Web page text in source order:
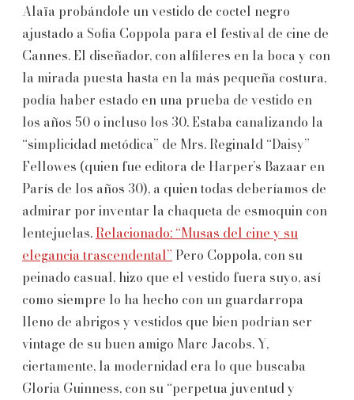
Alaïa probándole un vestido de coctel negro
ajustado a Sofia Coppola para el festival de cine de
Cannes. El diseñador, con alfileres en la boca y con
la mirada puesta hasta en la más pequeña costura,
podía haber estado en una prueba de vestido en
los años 50 o incluso los 30. Estaba canalizando la
“simplicidad metódica” de Mrs. Reginald “Daisy”
Fellowes (quien fue editora de Harper’s Bazaar en
París de los años 30), a quien todas deberíamos de
admirar por inventar la chaqueta de esmoquin con
lentejuelas.Relacionado: “Musas del cine y su
elegancia trascendental” Pero Coppola, con su
peinado casual, hizo que el vestido fuera suyo, así
como siempre lo ha hecho con un guardarropa
lleno de abrigos y vestidos que bien podrían ser
vintage de su buen amigo Marc Jacobs. Y,
ciertamente, la modernidad era lo que buscaba
Gloria Guinness, con su “perpetua juventud y